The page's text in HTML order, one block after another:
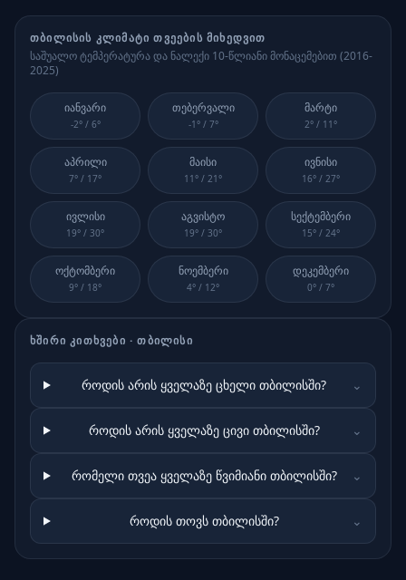
ᲗᲑᲘᲚᲘᲡᲘᲡ ᲙᲚᲘᲛᲐᲢᲘ ᲗᲕᲔᲔᲑᲘᲡ ᲛᲘᲮᲔᲓᲕᲘᲗ
საშუალო ტემპერატურა და ნალექი 10-წლიანი მონაცემებით (2016-
2025)
იანვარი
-2° / 6°
თებერვალი
-1° / 7°
მარტი
2° / 11°
აპრილი
7° / 17°
მაისი
11° / 21°
ივნისი
16° / 27°
ივლისი
19° / 30°
აგვისტო
19° / 30°
სექტემბერი
15° / 24°
ოქტომბერი
9° / 18°
ნოემბერი
4° / 12°
დეკემბერი
0° / 7°
ᲮᲨᲘᲠᲘ ᲙᲘᲗᲮᲕᲔᲑᲘ ·ᲗᲑᲘᲚᲘᲡᲘ
როდის არის ყველაზე ცხელი თბილისში? ⌄
როდის არის ყველაზე ცივი თბილისში? ⌄
რომელი თვეა ყველაზე წვიმიანი თბილისში? ⌄
როდის თოვს თბილისში? ⌄